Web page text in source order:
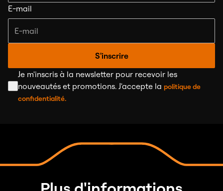
E-mail
S'inscrire
Je m'inscris à la newsletter pour recevoir les
nouveautés et promotions. J'accepte la politique de
confidentialité.